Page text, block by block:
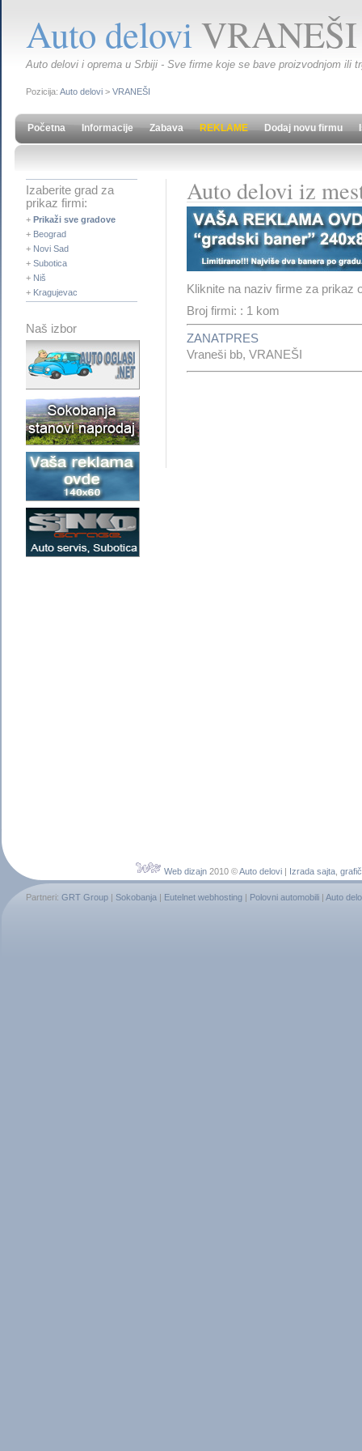
Auto deloviVRANEŠI
Auto delovi i oprema u Srbiji - Sve firme koje se bave proizvodnjom ili
Pozicija: Auto delovi > VRANEŠI
Početna Informacije Zabava REKLAME Dodaj novu firmu
Izaberite grad za
prikaz firmi:
+ Prikaži sve gradove
+ Beograd
+ Novi Sad
+ Subotica
+ Niš
+ Kragujevac
Naš izbor
Auto delovi iz
Kliknite na naziv firme za prikaz
Broj firmi: : 1 kom
ZANATPRES
Vraneši bb, VRANEŠI
Web dizajn 2010 ©Auto delovi | Izrada sajta
Partneri: GRT Group | Sokobanja | Eutelnet webhosting | Polovni automobili | Auto